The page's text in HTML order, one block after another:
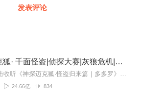
发表评论
神探迈克狐· 千面怪盗|侦探大赛|灰狼危机|多多罗
新专辑点击收听《神探迈克狐·怪盗归来篇｜多多罗》！！！>>>点击进入主播橱窗购买《神探迈克狐》系列图书吧!<<<多多罗故事【点击前往】收听多多罗其他好玩有趣的故...
24.66亿 834